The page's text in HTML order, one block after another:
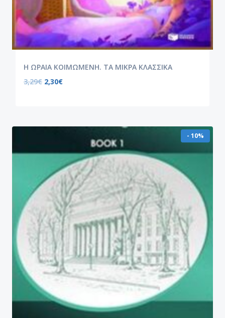
Η ΩΡΑΙΑ ΚΟΙΜΩΜΕΝΗ. ΤΑ ΜΙΚΡΑ ΚΛΑΣΣΙΚΑ
3,29€ 2,30€
- 10%